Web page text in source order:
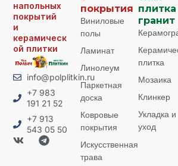
напольных
покрытий
и
керамическ
ой плитки
info@polplitkin.ru
+7 983
191 21 52
+7 913
543 05 50
покрытия
Виниловые
полы
Ламинат
Линолеум
Паркетная
доска
Ковровые
покрытия
Искусственная
трава
плитка
гранит
плитка
Мозаика
Клинкер
Укладка и
уход